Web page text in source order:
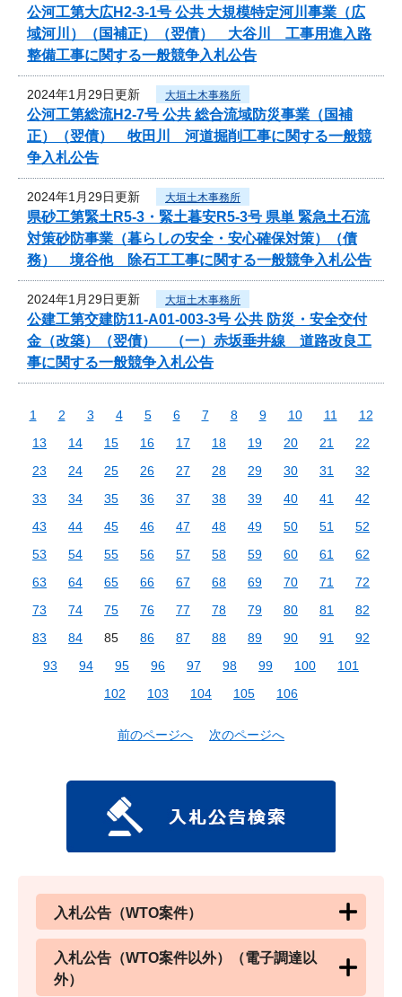
公河工第大広H2-3-1号 公共 大規模特定河川事業（広
域河川）（国補正）（翌債） 大谷川 工事用進入路
整備工事に関する一般競争入札公告
2024年1月29日更新 大垣土木事務所
公河工第総流H2-7号 公共 総合流域防災事業（国補
正）（翌債） 牧田川 河道掘削工事に関する一般競
争入札公告
2024年1月29日更新 大垣土木事務所
県砂工第緊土R5-3・緊土暮安R5-3号 県単 緊急土石流
対策砂防事業（暮らしの安全・安心確保対策）（債
務） 境谷他 除石工工事に関する一般競争入札公告
2024年1月29日更新 大垣土木事務所
公建工第交建防11-A01-003-3号 公共 防災・安全交付
金（改築）（翌債） （一）赤坂垂井線 道路改良工
事に関する一般競争入札公告
1 2 3 4 5 6 7 8 9 10 11
12
13
14 15 16 17 18 19 20 21
22
23
24 25 26 27 28 29 30 31
32
33
34 35 36 37 38 39 40 41
42
43
44 45 46 47 48 49 50 51
52
53
54 55 56 57 58 59 60 61
62
63
64 65 66 67 68 69 70 71
72
73
74 75 76 77 78 79 80 81
82
83
84 85 86 87 88 89 90 91
92
93
94 95 96 97 98 99 100
101
102
103 104 105 106
前のページへ 次のページへ
入札公告（WTO案件）
入札公告（WTO案件以外）（電子調達以
外）